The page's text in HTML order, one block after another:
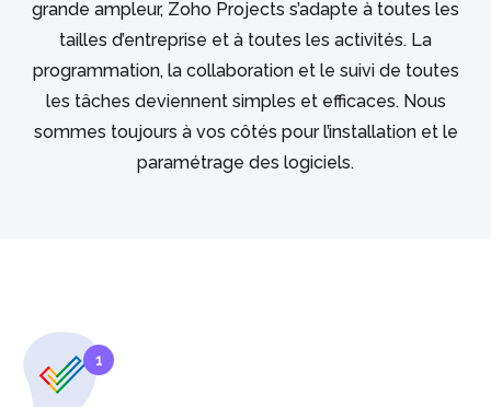
grande ampleur, Zoho Projects s’adapte à toutes les
tailles d’entreprise et à toutes les activités. La
programmation, la collaboration et le suivi de toutes
les tâches deviennent simples et efficaces. Nous
sommes toujours à vos côtés pour l’installation et le
paramétrage des logiciels.
1